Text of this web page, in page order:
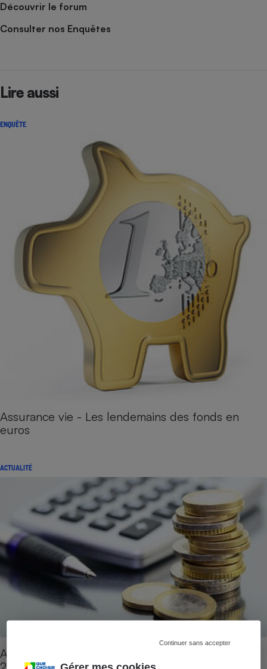
Continuer sans accepter
Découvrir le forum
Consulter nos Enquêtes
Lire aussi
ENQUÊTE
Assurance vie - Les lendemains des fonds en
euros
ACTUALITÉ
Assurance vie - Le palmarès des rendements